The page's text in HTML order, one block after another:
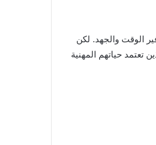
الوقت والجهد. لكن
تعتمد حياتهم المهنية